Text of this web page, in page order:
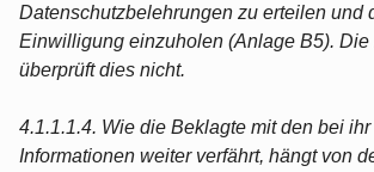
Datenschutzbelehrungen zu erteilen und
Einwilligung einzuholen (Anlage B5). Die
überprüft dies nicht.
4.1.1.1.4. Wie die Beklagte mit den bei
Informationen weiter verfährt, hängt von